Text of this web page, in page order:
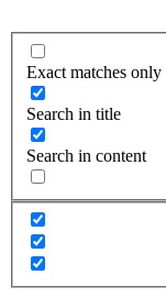
Exact matches only
Search in title
Search in content